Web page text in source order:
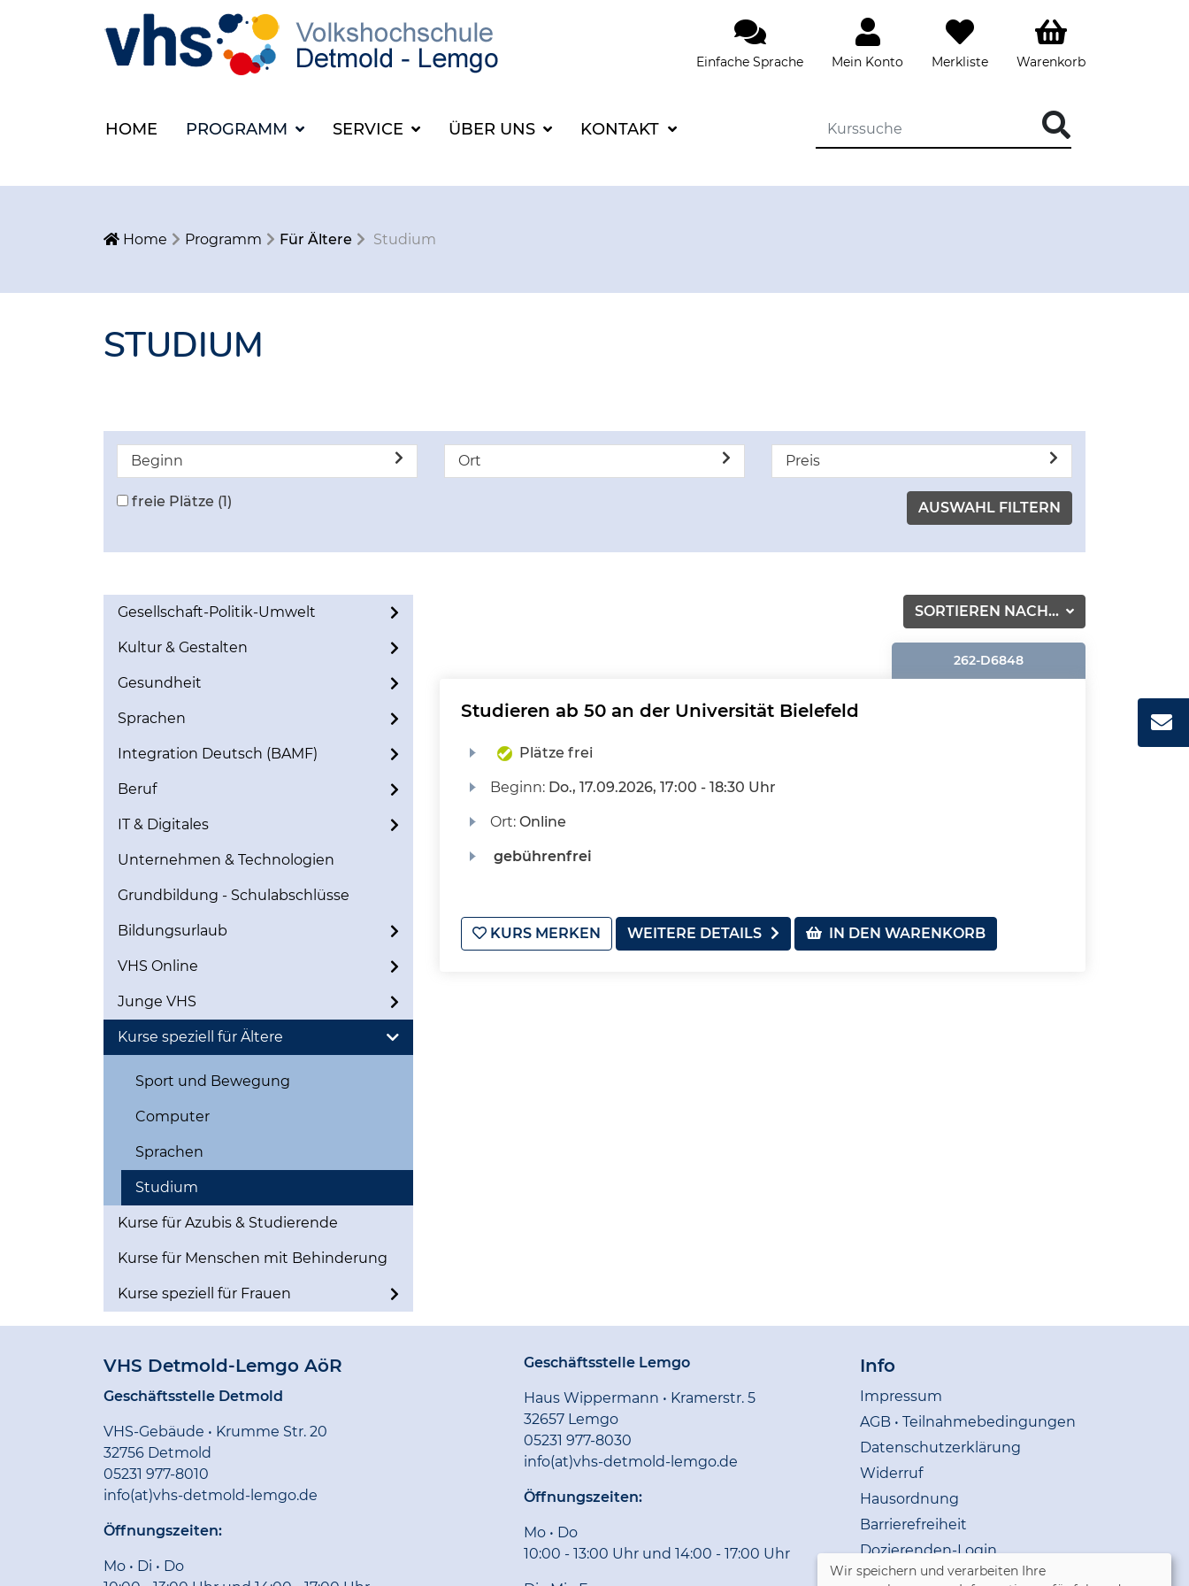
Einfache Sprache Mein Konto Merkliste Warenkorb
HOME PROGRAMM SERVICE ÜBER UNS KONTAKT
Home Programm Für Ältere Studium
STUDIUM
Beginn Ort Preis
freie Plätze (1)
Gesellschaft-Politik-Umwelt
Kultur & Gestalten
Gesundheit
Sprachen
Integration Deutsch (BAMF)
Beruf
IT & Digitales
Unternehmen & Technologien
Grundbildung - Schulabschlüsse
Bildungsurlaub
VHS Online
Junge VHS
Kurse speziell für Ältere
Sport und Bewegung
Computer
Sprachen
Studium
Kurse für Azubis & Studierende
Kurse für Menschen mit Behinderung
Kurse speziell für Frauen
SORTIEREN NACH...
262-D6848
Studieren ab 50 an der Universität Bielefeld
Plätze frei
Beginn: Do., 17.09.2026, 17:00 - 18:30 Uhr
Ort: Online
gebührenfrei
KURS MERKEN WEITERE DETAILS IN DEN WARENKORB
VHS Detmold-Lemgo AöR
Geschäftsstelle Detmold
VHS-Gebäude • Krumme Str. 20
32756 Detmold
05231 977-8010
info(at)vhs-detmold-lemgo.de
Öffnungszeiten:
Mo • Di • Do
Geschäftsstelle Lemgo
Haus Wippermann • Kramerstr. 5
32657 Lemgo
05231 977-8030
info(at)vhs-detmold-lemgo.de
Öffnungszeiten:
Mo • Do
10:00 - 13:00 Uhr und 14:00 - 17:00 Uhr
Info
Impressum
AGB • Teilnahmebedingungen
Datenschutzerklärung
Widerruf
Hausordnung
Barrierefreiheit
Dozierenden-Login
Wir speichern und verarbeiten Ihre